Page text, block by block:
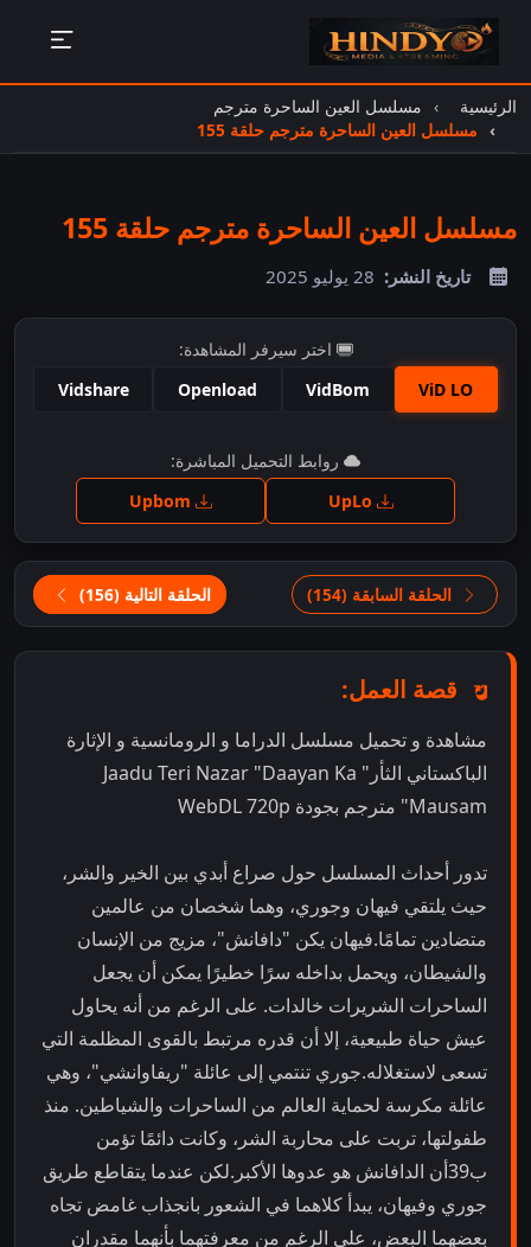
الرئيسية
مسلسل العين الساحرة مترجم
مسلسل العين الساحرة مترجم حلقة 155
مسلسل العين الساحرة مترجم حلقة 155
تاريخ النشر: 28 يوليو 2025
اختر سيرفر المشاهدة:
ViD LO
VidBom
Openload
Vidshare
اضغط للمشاهدة
روابط التحميل المباشرة:
الحلقة السابقة (154) الحلقة التالية (156)
قصة العمل:
مشاهدة و تحميل مسلسل الدراما و الرومانسية و الإثارة
الباكستاني الثأر" Jaadu Teri Nazar "Daayan Ka
Mausam" مترجم بجودة WebDL 720p
تدور أحداث المسلسل حول صراع أبدي بين الخير والشر،
حيث يلتقي فيهان وجوري، وهما شخصان من عالمين
متضادين تمامًا.فيهان يكن "دافانش"، مزيج من الإنسان
والشيطان، ويحمل بداخله سرًا خطيرًا يمكن أن يجعل
الساحرات الشريرات خالدات. على الرغم من أنه يحاول
عيش حياة طبيعية، إلا أن قدره مرتبط بالقوى المظلمة التي
تسعى لاستغلاله.جوري تنتمي إلى عائلة "ريفاوانشي"، وهي
عائلة مكرسة لحماية العالم من الساحرات والشياطين. منذ
طفولتها، تربت على محاربة الشر، وكانت دائمًا تؤمن
ب39أن الدافانش هو عدوها الأكبر.لكن عندما يتقاطع طريق
جوري وفيهان، يبدأ كلاهما في الشعور بانجذاب غامض تجاه
بعضهما البعض، على الرغم من معرفتهما بأنهما مقدران